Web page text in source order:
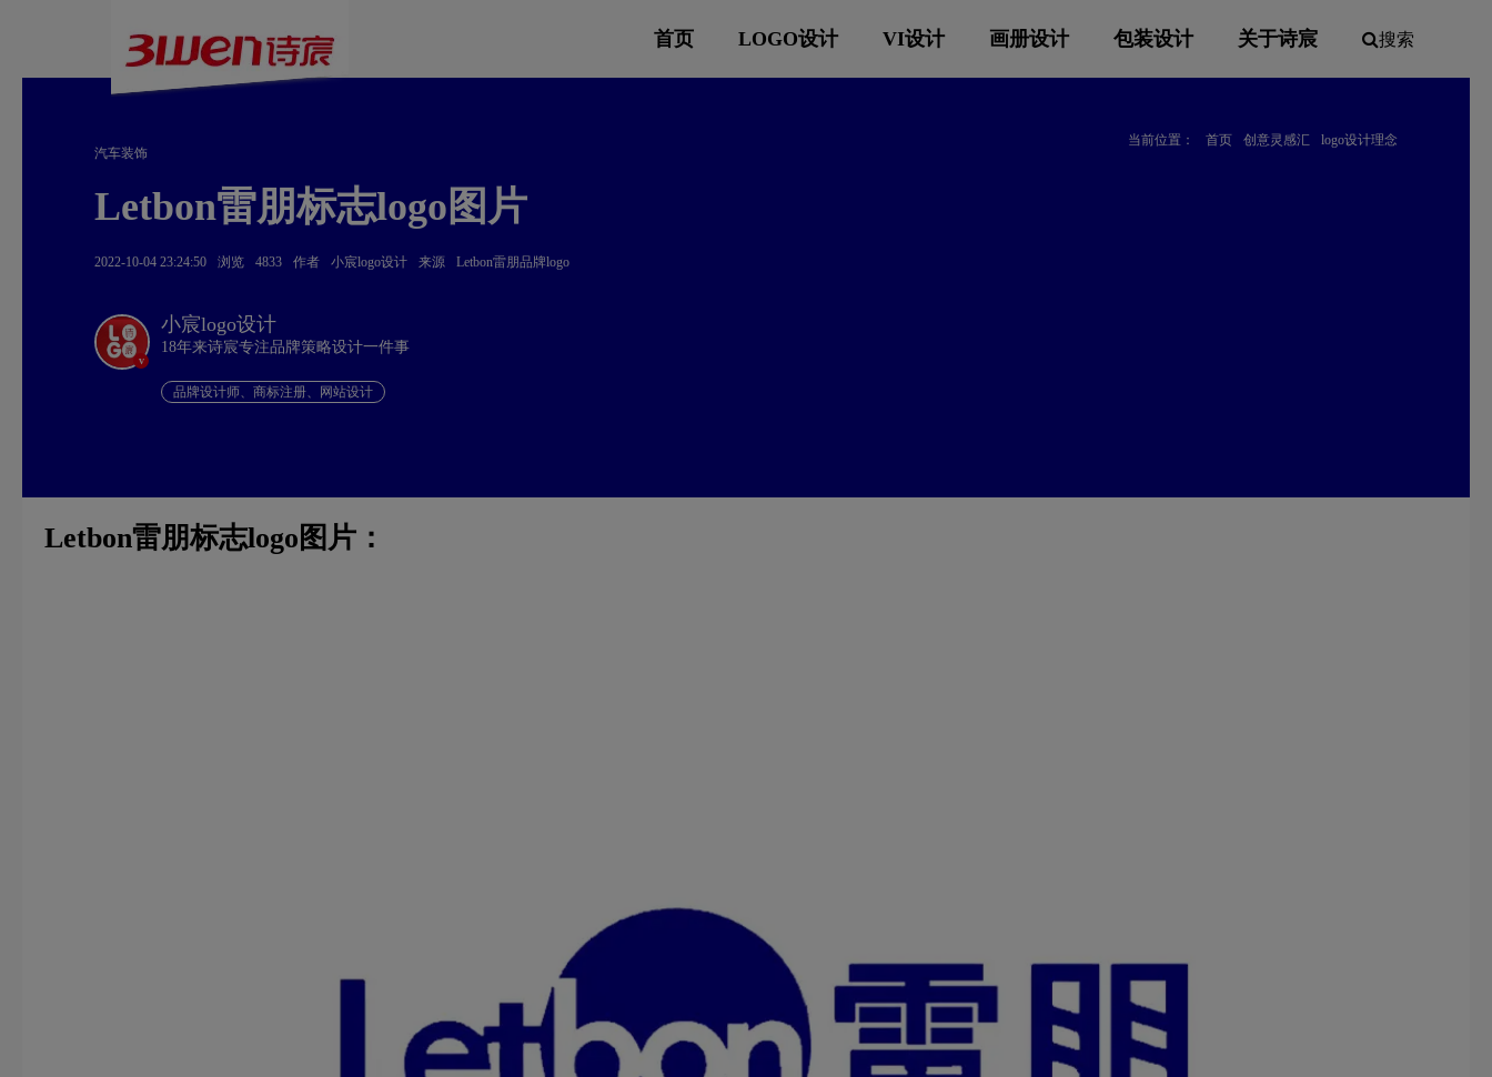
首页 LOGO设计 VI设计 画册设计 包装设计 关于诗宸 搜索
当前位置： 首页 创意灵感汇
logo设计理念
汽车装饰
Letbon雷朋标志logo图片
2022-10-04 23:24:50 浏览 4833 作者 小宸logo设计 来源 Letbon雷朋品牌logo
v
小宸logo设计
18年来诗宸专注品牌策略设计一件事
品牌设计师、商标注册、网站设计
Letbon雷朋标志logo图片：